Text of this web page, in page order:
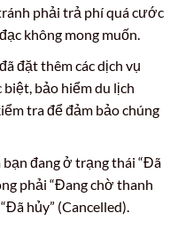
phải trả phí quá cước
không mong muốn.
đặt thêm các dịch vụ
biệt, bảo hiểm du lịch
tra để đảm bảo chúng
bạn đang ở trạng thái “Đã
phải “Đang chờ thanh
hủy” (Cancelled).